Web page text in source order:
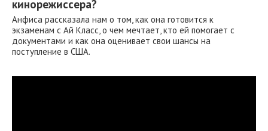
кинорежиссера?
Анфиса рассказала нам о том, как она готовится к
экзаменам с Ай Класс, о чем мечтает, кто ей помогает с
документами и как она оценивает свои шансы на
поступление в США.